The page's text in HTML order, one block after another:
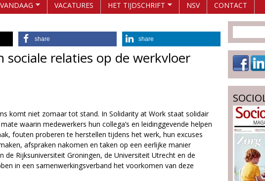
VACATURES HET TIJDSCHRIFT NSV CONTACT
share share
sociale relaties op de werkvloer
komt niet zomaar tot stand. In Solidarity at Work staat solidair
waarin medewerkers hun collega’s en leidinggevende helpen
fouten proberen te herstellen tijdens het werk, hun excuses
afspraken nakomen en taken op een eerlijke manier
de Rijksuniversiteit Groningen, de Universiteit Utrecht en de
in een samenwerkingsverband het voorkomen van deze